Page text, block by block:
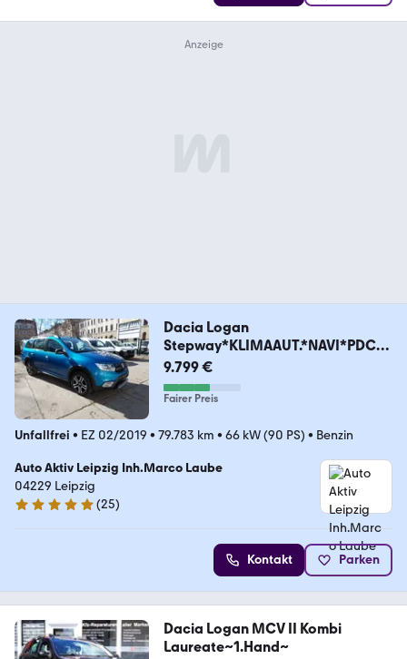
Dacia Logan
Stepway*KLIMAAUT.*NAVI*PDC*1
te Hand*
9.799 €
Fairer Preis
Unfallfrei • EZ 02/2019 • 79.783 km • 66 kW (90 PS) • Benzin
Auto Aktiv Leipzig Inh.Marco Laube
04229 Leipzig
5 Sterne
(25)
Kontakt Parken
Dacia Logan MCV II Kombi
Laureate~1.Hand~